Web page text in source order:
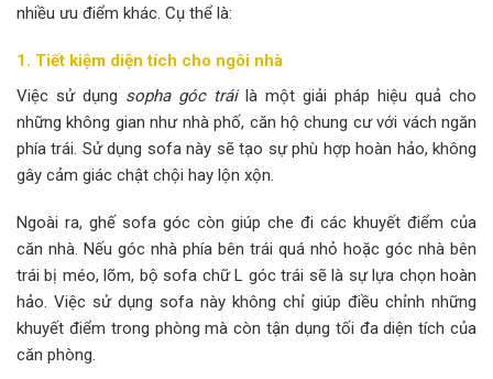
nhiều ưu điểm khác. Cụ thể là:
1. Tiết kiệm diện tích cho ngôi nhà
Việc sử dụng sopha góc tráilà một giải pháp hiệu quả cho
những không gian như nhà phố, căn hộ chung cư với vách ngăn
phía trái. Sử dụng sofa này sẽ tạo sự phù hợp hoàn hảo, không
gây cảm giác chật chội hay lộn xộn.
Ngoài ra, ghế sofa góc còn giúp che đi các khuyết điểm của
căn nhà. Nếu góc nhà phía bên trái quá nhỏ hoặc góc nhà bên
trái bị méo, lõm, bộ sofa chữ L góc trái sẽ là sự lựa chọn hoàn
hảo. Việc sử dụng sofa này không chỉ giúp điều chỉnh những
khuyết điểm trong phòng mà còn tận dụng tối đa diện tích của
căn phòng.